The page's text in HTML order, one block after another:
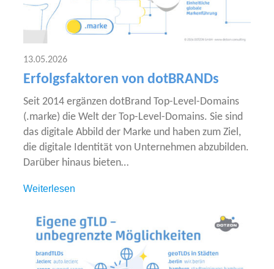
13.05.2026
Erfolgsfaktoren von dotBRANDs
Seit 2014 ergän­zen dot­Brand Top-Level-Domains
(.mar­ke) die Welt der Top-Level-Domains. Sie sind
das digi­ta­le Abbild der Mar­ke und haben zum Ziel,
die digi­ta­le Iden­ti­tät von Unter­neh­men abzu­bil­den.
Dar­über hin­aus bieten…
Wei­ter­le­sen